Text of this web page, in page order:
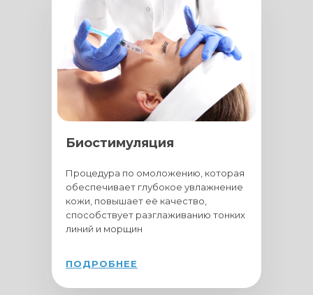
ПОДРОБНЕЕ
Процедура по омоложению, которая
обеспечивает глубокое увлажнение
кожи, повышает её качество,
способствует разглаживанию тонких
линий и морщин
Биостимуляция